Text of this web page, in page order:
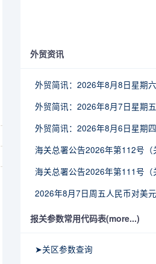
外贸资讯
报关参数常用代码表(more...)
➤关区参数查询